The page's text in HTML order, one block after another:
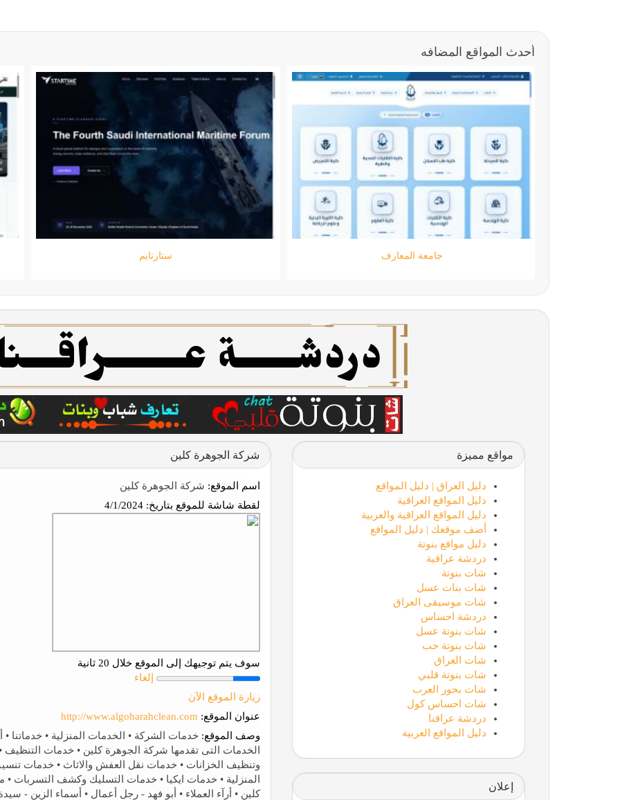
أحدث المواقع المضافه
ستارتايم جامعة المعارف
شركة الجوهرة كلين
اسم الموقع: شركة الجوهرة كلين
لقطة شاشة للموقع بتاريخ:
سوف يتم توجيهك إلى الموقع خلال 20 ثانية
إلغاء
زيارة الموقع الآن
عنوان الموقع: http://www.algoharahclean.com
وصف الموقع:
الخدمات التى تقدمها شركة الجوهرة كلين • خدمات
وتنظيف الخزانات • خدمات نقل العفش والاثاث • خدمات
المنزلية • خدمات ايكيا • خدمات التسليك وكشف التسربات
كلين • أرآء العملاء • أبو فهد - رجل أعمال • أسماء الزين -
مواقع مميزة
دليل العراق | دليل المواقع
دليل المواقع العراقية
دليل المواقع العراقية والعربية
أضف موقعك | دليل المواقع
دليل مواقع بنوتة
دردشة عراقية
شات بنوتة
شات بنات عسل
شات موسيقى العراق
دردشة احساس
شات بنوتة عسل
شات بنوتة حب
شات العراق
شات بنوتة قلبي
شات بحور العرب
شات احساس كول
دردشة عراقنا
دليل المواقع العربية
إعلان